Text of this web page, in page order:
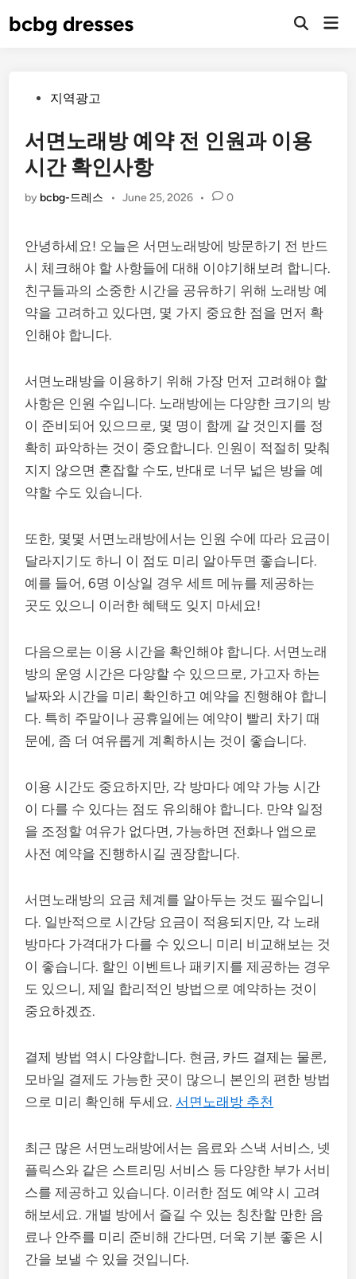
tobcbg dresses
Open
Posted지역광고
서면노래방 예약 전 인원과 이용
시간 확인사항
by bcbg-드레스 • June 25, 2026 • 0
안녕하세요! 오늘은 서면노래방에 방문하기 전 반드
시 체크해야 할 사항들에 대해 이야기해보려 합니다.
친구들과의 소중한 시간을 공유하기 위해 노래방 예
약을 고려하고 있다면, 몇 가지 중요한 점을 먼저 확
인해야 합니다.
서면노래방을 이용하기 위해 가장 먼저 고려해야 할
사항은 인원 수입니다. 노래방에는 다양한 크기의 방
이 준비되어 있으므로, 몇 명이 함께 갈 것인지를 정
확히 파악하는 것이 중요합니다. 인원이 적절히 맞춰
지지 않으면 혼잡할 수도, 반대로 너무 넓은 방을 예
약할 수도 있습니다.
또한, 몇몇 서면노래방에서는 인원 수에 따라 요금이
달라지기도 하니 이 점도 미리 알아두면 좋습니다.
예를 들어, 6명 이상일 경우 세트 메뉴를 제공하는
곳도 있으니 이러한 혜택도 잊지 마세요!
다음으로는 이용 시간을 확인해야 합니다. 서면노래
방의 운영 시간은 다양할 수 있으므로, 가고자 하는
날짜와 시간을 미리 확인하고 예약을 진행해야 합니
다. 특히 주말이나 공휴일에는 예약이 빨리 차기 때
문에, 좀 더 여유롭게 계획하시는 것이 좋습니다.
이용 시간도 중요하지만, 각 방마다 예약 가능 시간
이 다를 수 있다는 점도 유의해야 합니다. 만약 일정
을 조정할 여유가 없다면, 가능하면 전화나 앱으로
사전 예약을 진행하시길 권장합니다.
서면노래방의 요금 체계를 알아두는 것도 필수입니
다. 일반적으로 시간당 요금이 적용되지만, 각 노래
방마다 가격대가 다를 수 있으니 미리 비교해보는 것
이 좋습니다. 할인 이벤트나 패키지를 제공하는 경우
도 있으니, 제일 합리적인 방법으로 예약하는 것이
중요하겠죠.
결제 방법 역시 다양합니다. 현금, 카드 결제는 물론,
모바일 결제도 가능한 곳이 많으니 본인의 편한 방법
으로 미리 확인해 두세요. 서면노래방 추천
최근 많은 서면노래방에서는 음료와 스낵 서비스, 넷
플릭스와 같은 스트리밍 서비스 등 다양한 부가 서비
스를 제공하고 있습니다. 이러한 점도 예약 시 고려
해보세요. 개별 방에서 즐길 수 있는 칭찬할 만한 음
료나 안주를 미리 준비해 간다면, 더욱 기분 좋은 시
간을 보낼 수 있을 것입니다.